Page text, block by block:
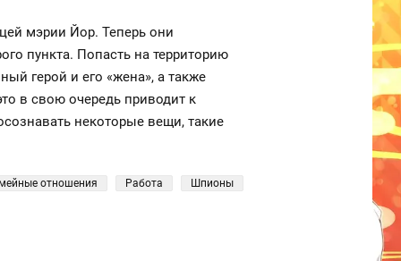
мэрии Йор. Теперь они
пункта. Попасть на территорию
герой и его «жена», а также
в свою очередь приводит к
некоторые вещи, такие
отношения Работа Шпионы